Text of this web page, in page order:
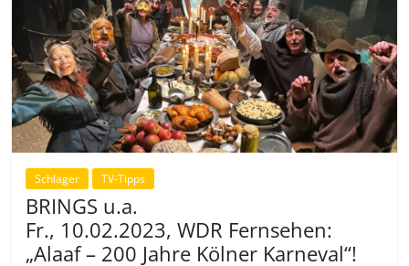
Schlager TV-Tipps
BRINGS u.a.
Fr., 10.02.2023, WDR Fernsehen:
„Alaaf – 200 Jahre Kölner Karneval“!